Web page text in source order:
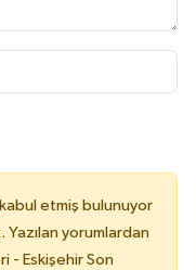
kabul etmiş bulunuyor
yorumlardan
- Eskişehir Son